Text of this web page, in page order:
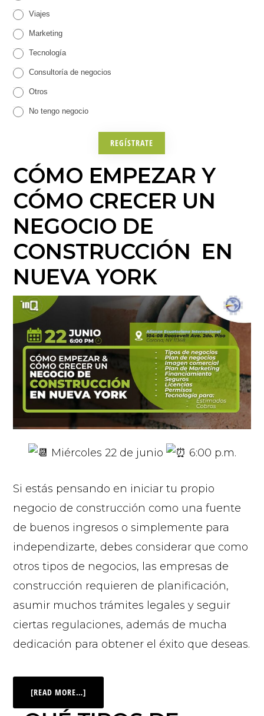
Viajes
Marketing
Tecnología
Consultoría de negocios
Otros
No tengo negocio
REGÍSTRATE
CÓMO EMPEZAR Y
CÓMO CRECER UN
NEGOCIO DE
CONSTRUCCIÓN EN
NUEVA YORK
Miércoles 22 de junio 6:00 p.m.
Si estás pensando en iniciar tu propio
negocio de construcción como una fuente
de buenos ingresos o simplemente para
independizarte, debes considerar que como
otros tipos de negocios, las empresas de
construcción requieren de planificación,
asumir muchos trámites legales y seguir
ciertas regulaciones, además de mucha
dedicación para obtener el éxito que deseas.
[READ MORE…]